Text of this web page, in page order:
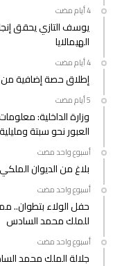
الهيمالايا
إطلاق حصة إضافية من
وزارة الداخلية:
العبور نحو سبتة ومليلية
‫‫‫‏‫أسبوع واحد مضت‬
بلاغ من الديوان الملكي
‫‫‫‏‫أسبوع واحد مضت‬
حفل الولاء بتطوان..
للملك محمد السادس
‫‫‫‏‫أسبوع واحد مضت‬
جلالة الملك محمد